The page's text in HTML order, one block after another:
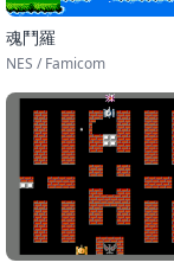
魂鬥羅
NES / Famicom